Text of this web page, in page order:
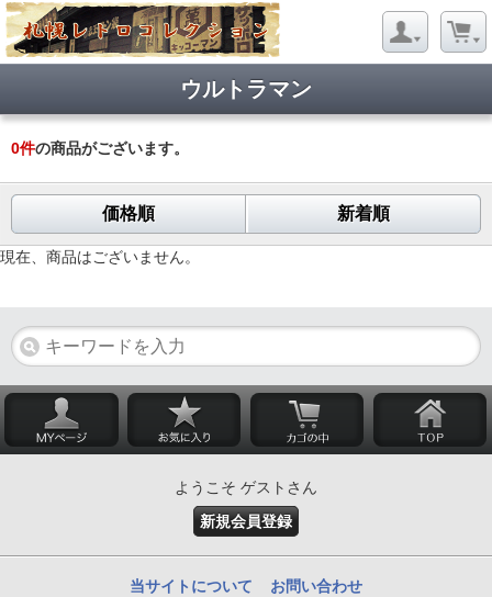
ウルトラマン
0件の商品がございます。
価格順 新着順
現在、商品はございません。
ようこそ ゲストさん
新規会員登録
当サイトについて お問い合わせ